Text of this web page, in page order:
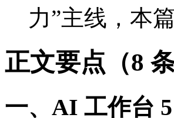
力”主线，本
正文要点（8 条
一、AI 工作台